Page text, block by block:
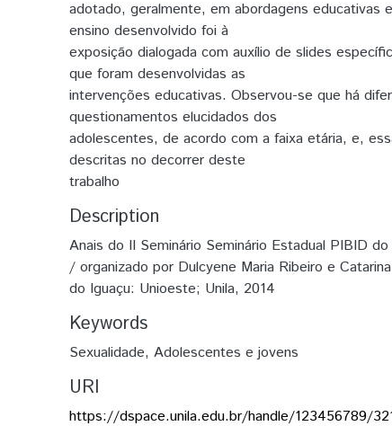
adotado, geralmente, em abordagens educativas
ensino desenvolvido foi à
exposição dialogada com auxílio de slides
que foram desenvolvidas as
intervenções educativas. Observou-se que há
questionamentos elucidados dos
adolescentes, de acordo com a faixa etária, e,
descritas no decorrer deste
trabalho
Description
Anais do II Seminário Seminário Estadual PIBID
/ organizado por Dulcyene Maria Ribeiro e
do Iguaçu: Unioeste; Unila, 2014
Keywords
Sexualidade, Adolescentes e jovens
URI
https://dspace.unila.edu.br/handle/123456789/